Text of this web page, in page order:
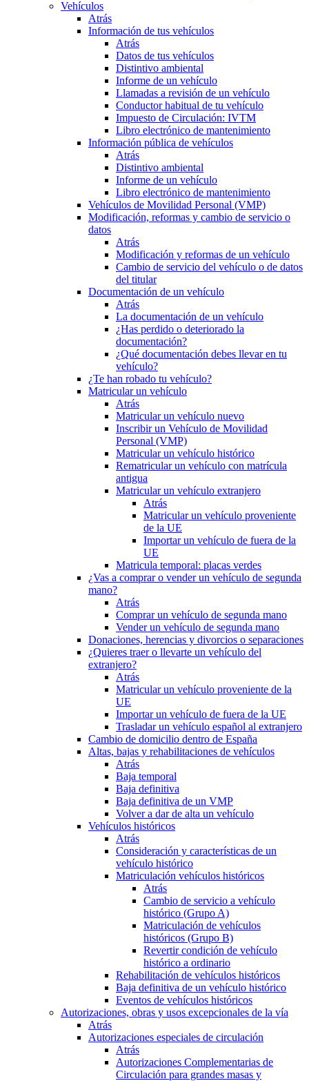
Vehículos
Atrás
Información de tus vehículos
Atrás
Datos de tus vehículos
Distintivo ambiental
Informe de un vehículo
Llamadas a revisión de un vehículo
Conductor habitual de tu vehículo
Impuesto de Circulación: IVTM
Libro electrónico de mantenimiento
Información pública de vehículos
Atrás
Distintivo ambiental
Informe de un vehículo
Libro electrónico de mantenimiento
Vehículos de Movilidad Personal (VMP)
Modificación, reformas y cambio de servicio o
datos
Atrás
Modificación y reformas de un vehículo
Cambio de servicio del vehículo o de datos
del titular
Documentación de un vehículo
Atrás
La documentación de un vehículo
¿Has perdido o deteriorado la
documentación?
¿Qué documentación debes llevar en tu
vehículo?
¿Te han robado tu vehículo?
Matricular un vehículo
Atrás
Matricular un vehículo nuevo
Inscribir un Vehículo de Movilidad
Personal (VMP)
Matricular un vehículo histórico
Rematricular un vehículo con matrícula
antigua
Matricular un vehículo extranjero
Atrás
Matricular un vehículo proveniente
de la UE
Importar un vehículo de fuera de la
UE
Matricula temporal: placas verdes
¿Vas a comprar o vender un vehículo de segunda
mano?
Atrás
Comprar un vehículo de segunda mano
Vender un vehículo de segunda mano
Donaciones, herencias y divorcios o separaciones
¿Quieres traer o llevarte un vehículo del
extranjero?
Atrás
Matricular un vehículo proveniente de la
UE
Importar un vehículo de fuera de la UE
Trasladar un vehículo español al extranjero
Cambio de domicilio dentro de España
Altas, bajas y rehabilitaciones de vehículos
Atrás
Baja temporal
Baja definitiva
Baja definitiva de un VMP
Volver a dar de alta un vehículo
Vehículos históricos
Atrás
Consideración y características de un
vehículo histórico
Matriculación vehículos históricos
Atrás
Cambio de servicio a vehículo
histórico (Grupo A)
Matriculación de vehículos
históricos (Grupo B)
Revertir condición de vehículo
histórico a ordinario
Rehabilitación de vehículos históricos
Baja definitiva de un vehículo histórico
Eventos de vehículos históricos
Autorizaciones, obras y usos excepcionales de la vía
Atrás
Autorizaciones especiales de circulación
Atrás
Autorizaciones Complementarias de
Circulación para grandes masas y